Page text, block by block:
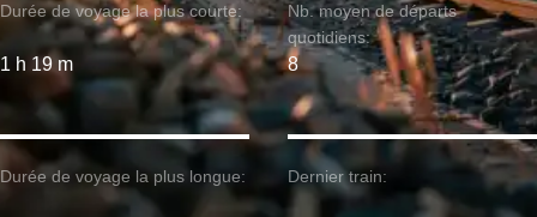
Durée de voyage la plus courte:
1 h 19 m
Durée de voyage la plus longue:
Nb. moyen de départs
quotidiens:
8
Dernier train: